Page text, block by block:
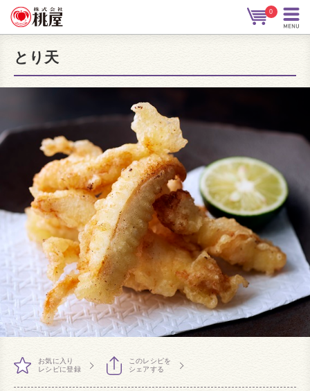
0
とり天
お気に入り
レシピに登録
このレシピを
シェアする